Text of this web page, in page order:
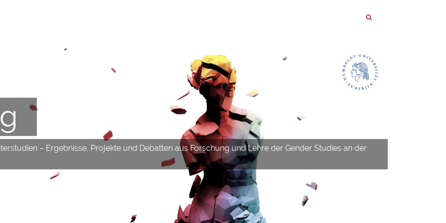
– Ergebnisse, Projekte und Debatten aus Forschung und Lehre der Gender Studies an der